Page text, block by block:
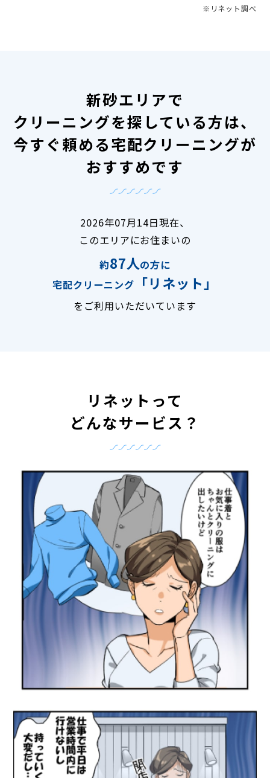
※リネット調べ
新砂エリアで
クリーニングを探している方は、
今すぐ頼める宅配クリーニングが
おすすめです
2026年07月14日現在、
このエリアにお住まいの
約87人の方に
宅配クリーニング
「リネット」
をご利用いただいています
リネットって
どんなサービス？